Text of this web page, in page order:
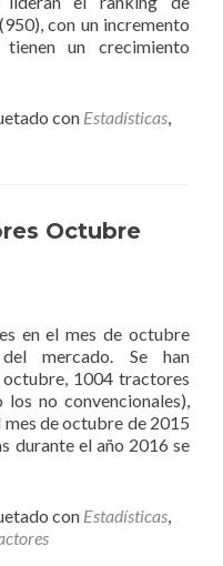
con un incremento
un crecimiento
con Estadísticas,
Octubre
en el mes de octubre
mercado. Se han
1004 tractores
no convencionales),
de octubre de 2015
durante el año 2016 se
con Estadísticas,